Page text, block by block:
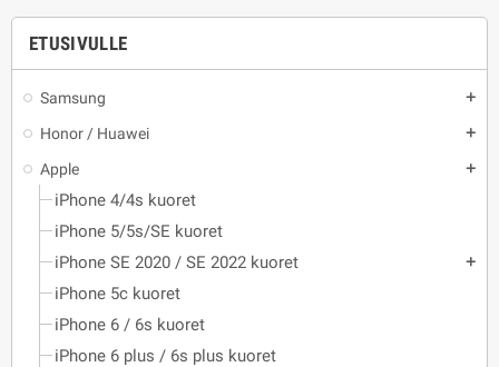
ETUSIVULLE
Samsung add
Honor / Huawei add
Apple add
iPhone 4/4s kuoret
iPhone 5/5s/SE kuoret
iPhone SE 2020 / SE 2022 kuoret
add
iPhone 5c kuoret
iPhone 6 / 6s kuoret
iPhone 6 plus / 6s plus kuoret